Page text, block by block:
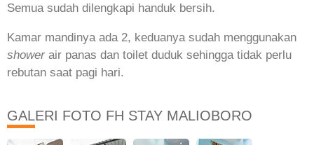
Semua sudah dilengkapi handuk bersih.
Kamar mandinya ada 2, keduanya sudah menggunakan
shower air panas dan toilet duduk sehingga tidak perlu
rebutan saat pagi hari.
GALERI FOTO FH STAY MALIOBORO